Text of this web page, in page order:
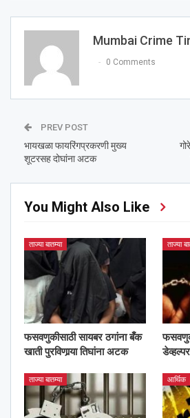
Mumbai Crime
0 Comments
PREV POST
भायखळा फायरिंगप्रकरणी मुख्य
शूटरसह दोघांना अटक
You Might Also Like
ताज्या बातम्या
फसवणुकीसाठी सायबर ठगांना बँक
खाती पुरविणार्‍या तिघांना अटक
ताज्या
ताज्या बातम्या आर्थिक